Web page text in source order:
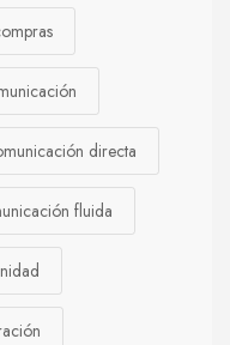
directa
fluida